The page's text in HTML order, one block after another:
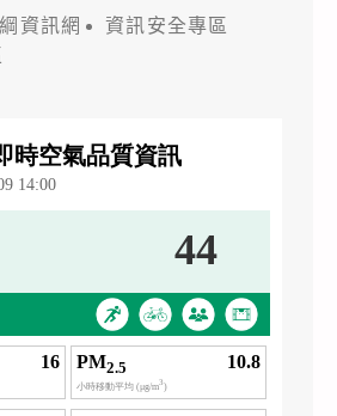
資訊網
資訊安全專區